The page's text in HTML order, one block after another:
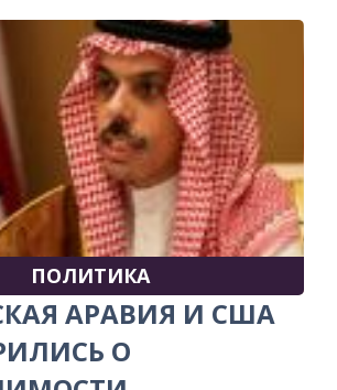
ПОЛИТИКА
АРАВИЯ И США
О